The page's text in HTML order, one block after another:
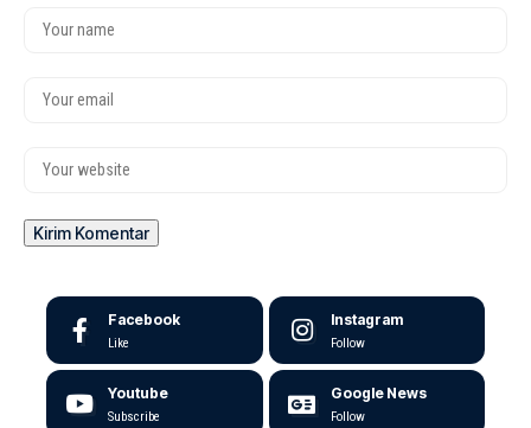
Facebook
Like
Instagram
Follow
Youtube
Subscribe
Google News
Follow